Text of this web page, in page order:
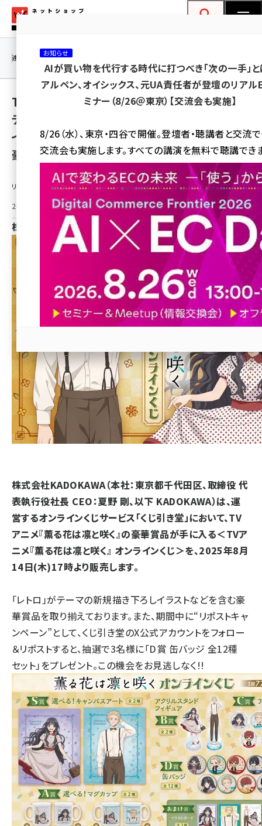
ン
ネットショップ担当者フォーラム
amazon (2259)
yahoo (1908)
楽天 (1874)
ecbeing (1211)
アスクル (1122)
base (1083)
revico (744)
連載・特集 |
TVアニメ『薫る花は凛と咲く』より、「レトロ」が
テーマの描き下ろしイラストを使用したオンラ
インくじが登場！ かわいいイラストを使用した
豪華賞品が盛りだくさん!!
リリース情報提供元：
2025年8月7日 17:00
株式会社KADOKAWA
株式会社KADOKAWA（本社：東京都千代田区、取締役 代
表執行役社長 CEO：夏野 剛、以下 KADOKAWA）は、運
営するオンラインくじサービス「くじ引き堂」において、TV
アニメ『薫る花は凛と咲く』の豪華賞品が手に入る＜TVア
ニメ『薫る花は凛と咲く』 オンラインくじ＞を、2025年8月
14日(木)17時より販売します。
「レトロ」がテーマの新規描き下ろしイラストなどを含む豪
華賞品を取り揃えております。また、期間中に“リポストキャ
ンペーン”として、くじ引き堂のX公式アカウントをフォロー
＆リポストすると、抽選で3名様に「D賞 缶バッジ 全12種
セット」をプレゼント。この機会をお見逃しなく!!
お知らせ
AIが買い物を代行する時代に打つべき「次の一手」と
アルペン、オイシックス、元UA責任者が登壇のリアル
ミナー（8/26＠東京）【交流会も実施】
8/26（水）、東京・四谷で開催。登壇者・聴講者と交流
交流会も実施します。すべての講演を無料で聴講でき
参加登録はこちら↑